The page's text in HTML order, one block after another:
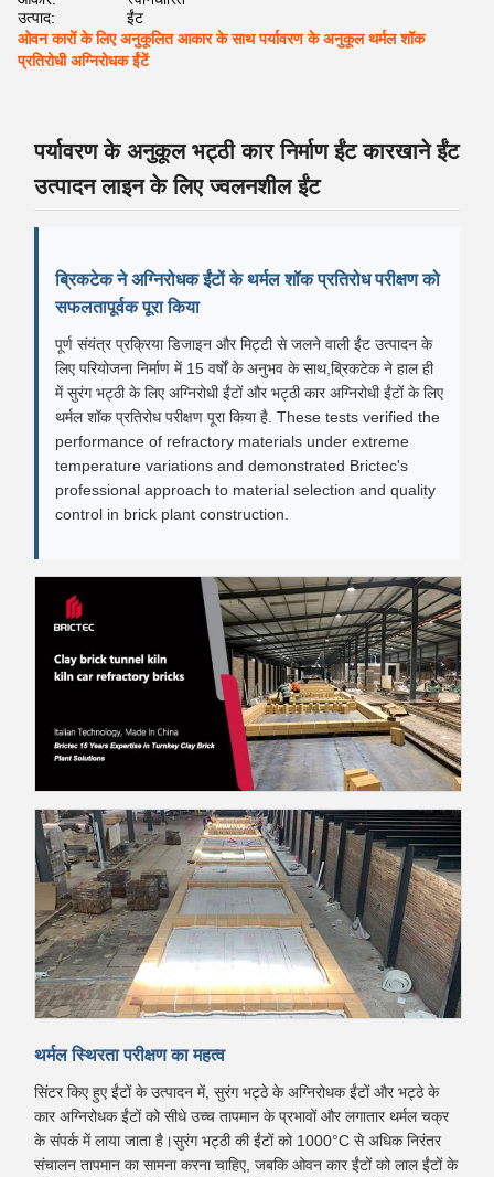
उत्पाद:
ईंट
ओवन कारों के लिए अनुकूलित आकार के साथ पर्यावरण के अनुकूल थर्मल शॉक
प्रतिरोधी अग्निरोधक ईंटें
पर्यावरण के अनुकूल भट्ठी कार निर्माण ईंट कारखाने ईंट
उत्पादन लाइन के लिए ज्वलनशील ईंट
ब्रिकटेक ने अग्निरोधक ईंटों के थर्मल शॉक प्रतिरोध परीक्षण को
सफलतापूर्वक पूरा किया
पूर्ण संयंत्र प्रक्रिया डिजाइन और मिट्टी से जलने वाली ईंट उत्पादन के
लिए परियोजना निर्माण में 15 वर्षों के अनुभव के साथ,ब्रिकटेक ने हाल ही
में सुरंग भट्ठी के लिए अग्निरोधी ईंटों और भट्ठी कार अग्निरोधी ईंटों के लिए
थर्मल शॉक प्रतिरोध परीक्षण पूरा किया है. These tests verified the
performance of refractory materials under extreme
temperature variations and demonstrated Brictec's
professional approach to material selection and quality
control in brick plant construction.
थर्मल स्थिरता परीक्षण का महत्व
सिंटर किए हुए ईंटों के उत्पादन में, सुरंग भट्ठे के अग्निरोधक ईंटों और भट्ठे के
कार अग्निरोधक ईंटों को सीधे उच्च तापमान के प्रभावों और लगातार थर्मल चक्र
के संपर्क में लाया जाता है।सुरंग भट्ठी की ईंटों को 1000°C से अधिक निरंतर
संचालन तापमान का सामना करना चाहिए, जबकि ओवन कार ईंटों को लाल ईंटों के